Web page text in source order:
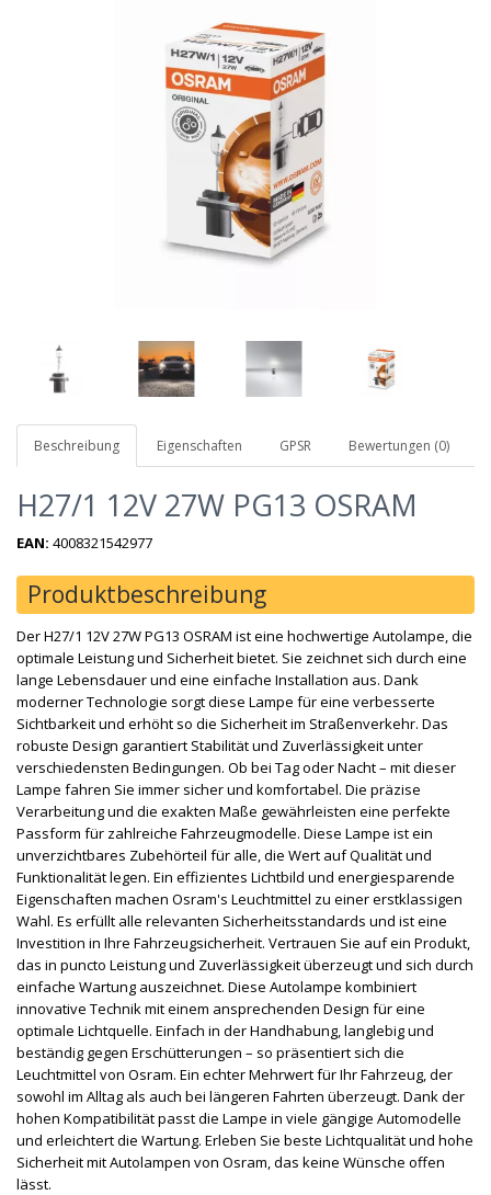
Beschreibung Eigenschaften GPSR Bewertungen (0)
H27/1 12V 27W PG13 OSRAM
EAN: 4008321542977
Produktbeschreibung
Der H27/1 12V 27W PG13 OSRAM ist eine hochwertige Autolampe, die
optimale Leistung und Sicherheit bietet. Sie zeichnet sich durch eine
lange Lebensdauer und eine einfache Installation aus. Dank
moderner Technologie sorgt diese Lampe für eine verbesserte
Sichtbarkeit und erhöht so die Sicherheit im Straßenverkehr. Das
robuste Design garantiert Stabilität und Zuverlässigkeit unter
verschiedensten Bedingungen. Ob bei Tag oder Nacht – mit dieser
Lampe fahren Sie immer sicher und komfortabel. Die präzise
Verarbeitung und die exakten Maße gewährleisten eine perfekte
Passform für zahlreiche Fahrzeugmodelle. Diese Lampe ist ein
unverzichtbares Zubehörteil für alle, die Wert auf Qualität und
Funktionalität legen. Ein effizientes Lichtbild und energiesparende
Eigenschaften machen Osram's Leuchtmittel zu einer erstklassigen
Wahl. Es erfüllt alle relevanten Sicherheitsstandards und ist eine
Investition in Ihre Fahrzeugsicherheit. Vertrauen Sie auf ein Produkt,
das in puncto Leistung und Zuverlässigkeit überzeugt und sich durch
einfache Wartung auszeichnet. Diese Autolampe kombiniert
innovative Technik mit einem ansprechenden Design für eine
optimale Lichtquelle. Einfach in der Handhabung, langlebig und
beständig gegen Erschütterungen – so präsentiert sich die
Leuchtmittel von Osram. Ein echter Mehrwert für Ihr Fahrzeug, der
sowohl im Alltag als auch bei längeren Fahrten überzeugt. Dank der
hohen Kompatibilität passt die Lampe in viele gängige Automodelle
und erleichtert die Wartung. Erleben Sie beste Lichtqualität und hohe
Sicherheit mit Autolampen von Osram, das keine Wünsche offen
lässt.